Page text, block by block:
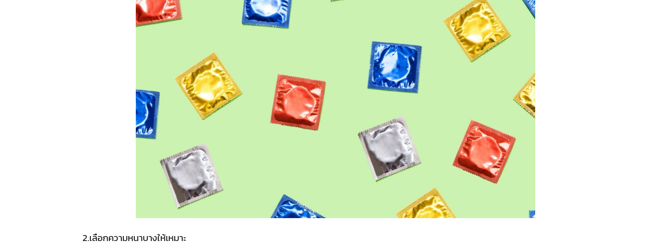
2.เลือกความหนาบางให้เหมาะ